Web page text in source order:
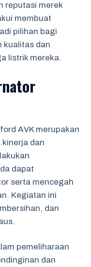
reputasi merek
membuat
pilihan bagi
kualitas dan
listrik mereka.
AVK merupakan
dan
dapat
serta mencegah
Kegiatan ini
dan
pemeliharaan
dan